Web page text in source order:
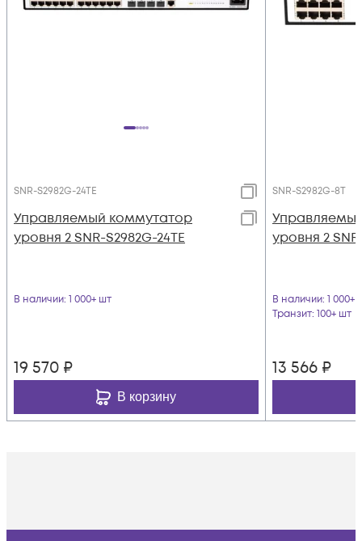
SNR-S2982G-24TE
Управляемый коммутатор
уровня 2 SNR-S2982G-24TE
В наличии: 1 000+ шт
19 570 ₽
В корзину
SNR-S2982G-8T
уровня 2
В наличии: 1 000+
Транзит: 100+ шт
13 566 ₽